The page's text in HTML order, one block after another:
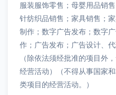
服装服饰零售；母婴用品销
针纺织品销售；家具销售；
制作；数字广告发布；数字
作；广告发布；广告设计、
（除依法须经批准的项目外
经营活动）（不得从事国家
类项目的经营活动。）